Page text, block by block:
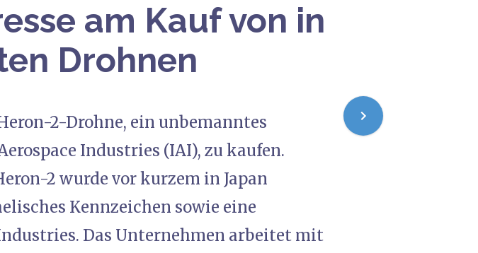
am Kauf von in
Drohnen
2-Drohne, ein unbemanntes
Industries (IAI), zu kaufen.
2 wurde vor kurzem in Japan
Kennzeichen sowie eine
Das Unternehmen arbeitet mit